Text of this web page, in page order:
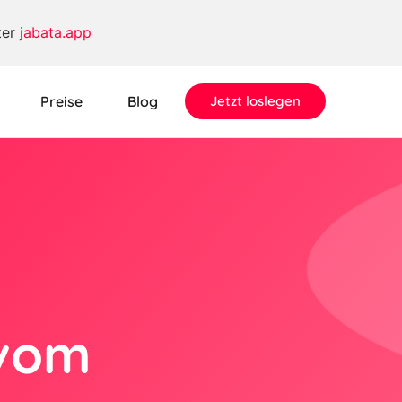
jabata.app
Preise Blog Jetzt loslegen